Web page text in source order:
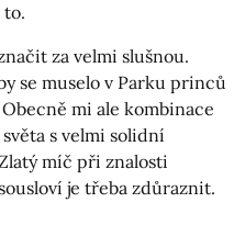
za velmi slušnou.
se muselo v Parku princů
mi ale kombinace
s velmi solidní
míč při znalosti
je třeba zdůraznit.